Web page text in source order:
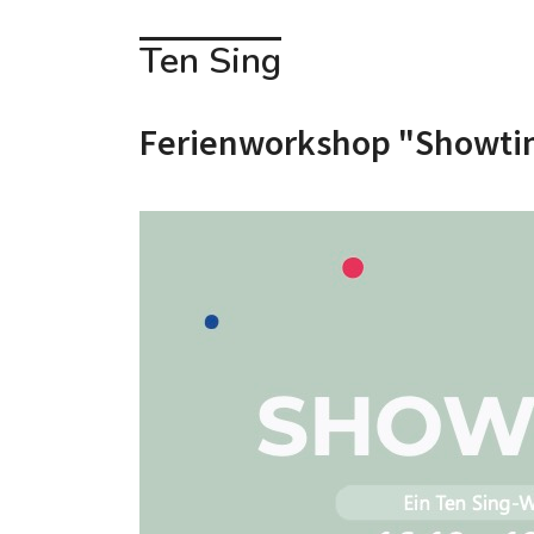
Ten Sing
Ferienworkshop